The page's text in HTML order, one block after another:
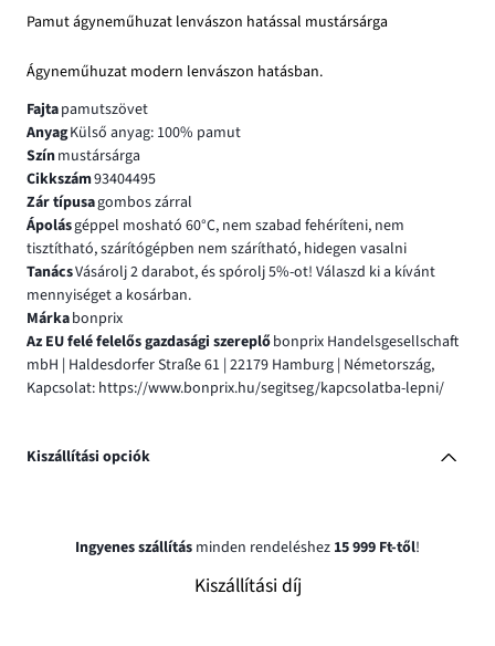
Pamut ágyneműhuzat lenvászon hatással mustársárga
Ágyneműhuzat modern lenvászon hatásban.
Fajtapamutszövet
AnyagKülső anyag: 100% pamut
Színmustársárga
Cikkszám93404495
Zár típusagombos zárral
Ápolásgéppel mosható 60°C, nem szabad fehéríteni, nem
tisztítható, szárítógépben nem szárítható, hidegen vasalni
TanácsVásárolj 2 darabot, és spórolj 5%-ot! Válaszd ki a kívánt
mennyiséget a kosárban.
Márkabonprix
Az EU felé felelős gazdasági szereplőbonprix Handelsgesellschaft
mbH | Haldesdorfer Straße 61 | 22179 Hamburg | Németország,
Kapcsolat: https://www.bonprix.hu/segitseg/kapcsolatba-lepni/
Kiszállítási opciók
Ingyenes szállítás minden rendeléshez 15 999 Ft-től!
Kiszállítási díj